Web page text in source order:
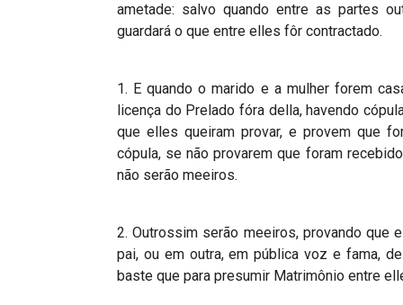
ametade: salvo quando entre as partes
guardará o que entre elles fôr contractado.
1. E quando o marido e a mulher forem
licença do Prelado fóra della, havendo
que elles queiram provar, e provem que
cópula, se não provarem que foram
não serão meeiros.
2. Outrossim serão meeiros, provando que
pai, ou em outra, em pública voz e fama,
baste que para presumir Matrimônio entre